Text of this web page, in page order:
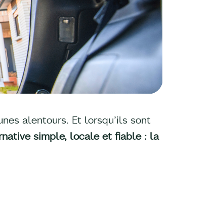
alentours. Et lorsqu’ils sont
simple, locale et fiable : la